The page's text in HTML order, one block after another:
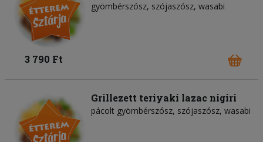
gyömbérszósz, szójaszósz, wasabi
3 790 Ft
Grillezett teriyaki lazac nigiri
pácolt gyömbérszósz, szójaszósz, wasabi